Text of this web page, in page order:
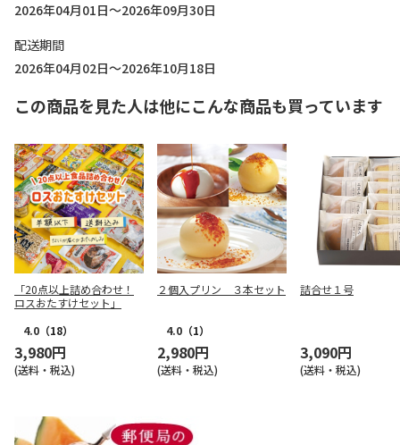
2026年04月01日～2026年09月30日
配送期間
2026年04月02日～2026年10月18日
この商品を見た人は他にこんな商品も買っています
「20点以上詰め合わせ！
ロスおたすけセット」
4.0 （18）
3,980円
(送料・税込)
２個入プリン ３本セット
4.0 （1）
2,980円
(送料・税込)
詰合せ１号
3,090円
(送料・税込)